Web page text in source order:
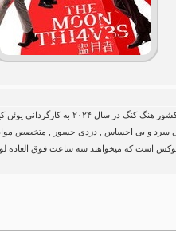
دزدان ماه , نام فیلمی اکشن , جنایی و هیجان انگیز محصول کشور هنگ کنگ در سال ۲۰۲۴ به کارگردانی
سرد و بی احساس , دزدی جسور , متخصص
است که میخواهند سه ساعت فوق العاده